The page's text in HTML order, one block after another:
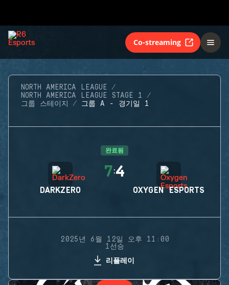
Co-streaming
NORTH AMERICA LEAGUE
NORTH AMERICA LEAGUE STAGE 1
그룹 스테이지
그룹 A - 경기일 1
완료됨
DARKZERO
7:4
OXYGEN ESPORTS
2025년 6월 12일 오후 11:00
1선승
리플레이